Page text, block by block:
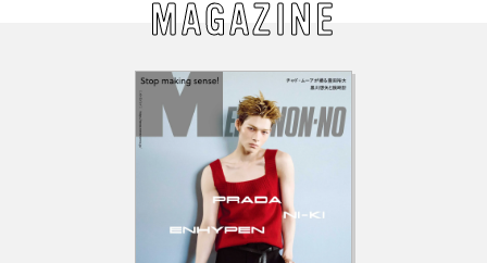
MAGAZINE